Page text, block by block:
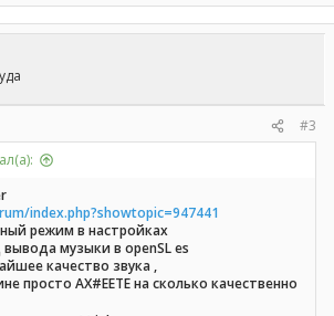
#3
index.php?showtopic=947441
режим в настройках
музыки в openSL es
качество звука ,
просто АХ#ЕЕТЕ на сколько качественно